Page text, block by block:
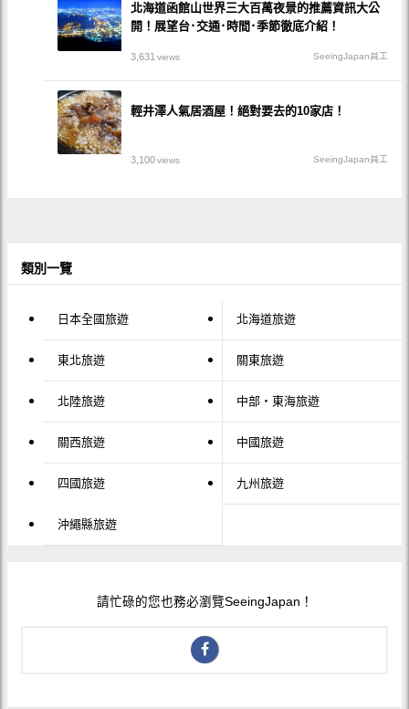
北海道函館山世界三大百萬夜景的推薦資訊大公
開！展望台･交通･時間･季節徹底介紹！
3,631 views SeeingJapan員工
輕井澤人氣居酒屋！絕對要去的10家店！
3,100views SeeingJapan員工
類別一覽
日本全國旅遊 北海道旅遊
東北旅遊 關東旅遊
北陸旅遊 中部・東海旅遊
關西旅遊 中國旅遊
四國旅遊 九州旅遊
沖繩縣旅遊
請忙碌的您也務必瀏覽SeeingJapan！